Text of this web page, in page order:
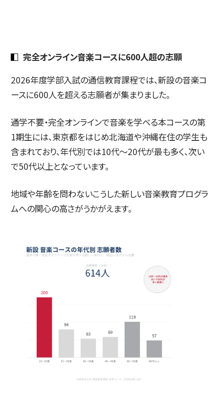
完全オンライン音楽コースに600人超の志願
2026年度学部入試の通信教育課程では、新設の音楽コ
ースに600人を超える志願者が集まりました。
通学不要・完全オンラインで音楽を学べる本コースの第
1期生には、東京都をはじめ北海道や沖縄在住の学生も
含まれており、年代別では10代〜20代が最も多く、次い
で50代以上となっています。
地域や年齢を問わないこうした新しい音楽教育プログラ
ムへの関心の高さがうかがえます。